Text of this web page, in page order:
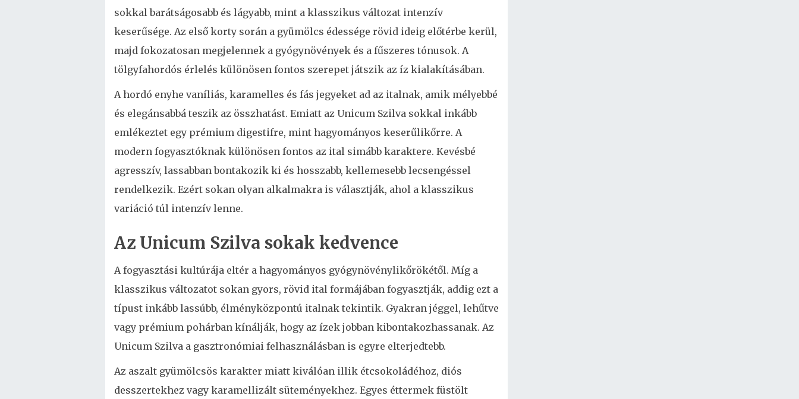
sokkal barátságosabb és lágyabb, mint a klasszikus változat intenzív
keserűsége. Az első korty során a gyümölcs édessége rövid ideig előtérbe kerül,
majd fokozatosan megjelennek a gyógynövények és a fűszeres tónusok. A
tölgyfahordós érlelés különösen fontos szerepet játszik az íz kialakításában.
A hordó enyhe vaníliás, karamelles és fás jegyeket ad az italnak, amik mélyebbé
és elegánsabbá teszik az összhatást. Emiatt az Unicum Szilva sokkal inkább
emlékeztet egy prémium digestifre, mint hagyományos keserűlikőrre. A
modern fogyasztóknak különösen fontos az ital simább karaktere. Kevésbé
agresszív, lassabban bontakozik ki és hosszabb, kellemesebb lecsengéssel
rendelkezik. Ezért sokan olyan alkalmakra is választják, ahol a klasszikus
variáció túl intenzív lenne.
Az Unicum Szilva sokak kedvence
A fogyasztási kultúrája eltér a hagyományos gyógynövénylikőrökétől. Míg a
klasszikus változatot sokan gyors, rövid ital formájában fogyasztják, addig ezt a
típust inkább lassúbb, élményközpontú italnak tekintik. Gyakran jéggel, lehűtve
vagy prémium pohárban kínálják, hogy az ízek jobban kibontakozhassanak. Az
Unicum Szilva a gasztronómiai felhasználásban is egyre elterjedtebb.
Az aszalt gyümölcsös karakter miatt kiválóan illik étcsokoládéhoz, diós
desszertekhez vagy karamellizált süteményekhez. Egyes éttermek füstölt